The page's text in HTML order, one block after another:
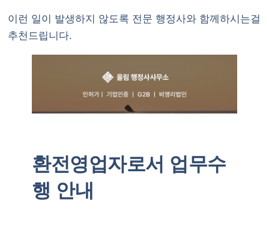
이런 일이 발생하지 않도록 전문 행정사와 함께하시는걸
추천드립니다.
환전영업자로서 업무수
행 안내